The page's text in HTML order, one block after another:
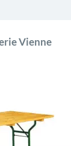
Vienne